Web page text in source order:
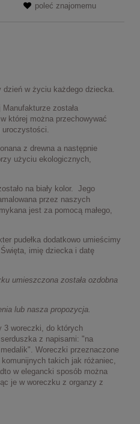
poleć znajomemu
w życiu każdego dziecka.
została
której można przechowywać
z drewna a następnie
użyciu ekologicznych,
na biały kolor. Jego
przez naszych
jest za pomocą małego,
pudełka dodatkowo umieścimy
imię dziecka i datę
umieszczona została ozdobna
lub nasza propozycja.
3 woreczki, do których
z napisami: "na
Woreczki przeznaczone
takich jak różaniec,
w elegancki sposób można
je w woreczku z organzy z